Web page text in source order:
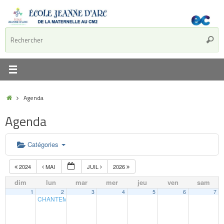
Agenda
Agenda
Catégories
2024 MAI JUIL 2026
dim lun mar mer jeu ven sam
1 2
CHANTEMAI CM1-CM2
3 4 5 6 7